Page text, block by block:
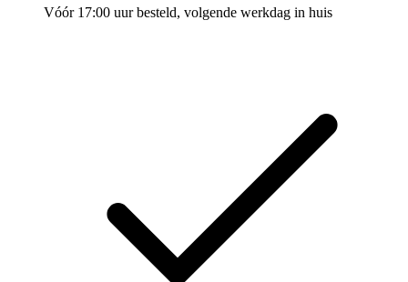
Vóór 17:00 uur besteld, volgende werkdag in huis